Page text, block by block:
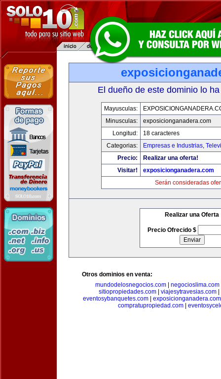
El dueño de este dominio lo
Mayusculas:
Minusculas:
exposicionganadera.com
Longitud:
18 caracteres
Categorias:
Empresas e Industrias,
Precio:
Realizar una oferta!
Visitar!
exposicionganadera.com
Serán consideradas
Realizar una Oferta
Precio Ofrecido $
Otros dominios en venta:
mundodelosnegocios.com| negocioslima.com
sitiopropiedades.com| viajesytravesias.com|
eventosybanquetes.com| exposicionganadera.com
compratupropiedad.com